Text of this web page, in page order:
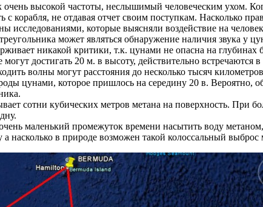
очень высокой частоты, неслышимый человеческим ухом.
корабля, не отдавая отчет своим поступкам. Насколько
которые выясняли воздействие на
может являться обнаружение наличия звука у
никакой критики, т.к. цунами не опасна на глубинах
достигать 20 м. в высоту, действительно встречаются
волны могут расстояния до несколько тысяч
цунами, которое пришлось на середину 20 в.
сотни кубических метров метана на поверхность. При
маленький промежуток времени насытить воду
насколько в природе возможен такой колоссальный выброс